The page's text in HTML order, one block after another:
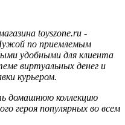
toyszone.ru -
по приемлемым
удобными для клиента
виртуальных денег и
курьером.
домашнюю коллекцию
героя популярных во всем